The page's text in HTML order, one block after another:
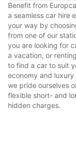
Benefit from
a seamless car hire
your way by
from one of our
you are looking for
a vacation, or
to find a car to suit
economy and luxury
we pride ourselves
flexible short- and
hidden charges.